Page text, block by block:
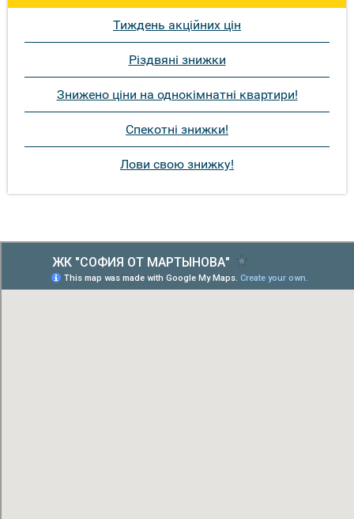
Тиждень акційних цін
Різдвяні знижки
Знижено ціни на однокімнатні квартири!
Спекотні знижки!
Лови свою знижку!